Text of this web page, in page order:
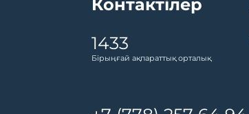
Контактілер
1433
Бірыңғай ақпараттық орталық